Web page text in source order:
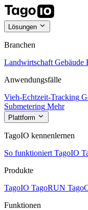
Lösungen
Branchen
Landwirtschaft Gebäude
Anwendungsfälle
Vieh-Echtzeit-Tracking
Submetering Mehr
Plattform
TagoIO kennenlernen
So funktioniert TagoIO
Produkte
TagoIO TagoRUN
Funktionen